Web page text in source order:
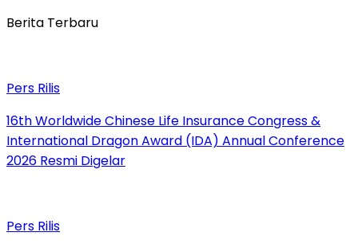
Berita Terbaru
Pers Rilis
16th Worldwide Chinese Life Insurance Congress &
International Dragon Award (IDA) Annual Conference
2026 Resmi Digelar
Pers Rilis